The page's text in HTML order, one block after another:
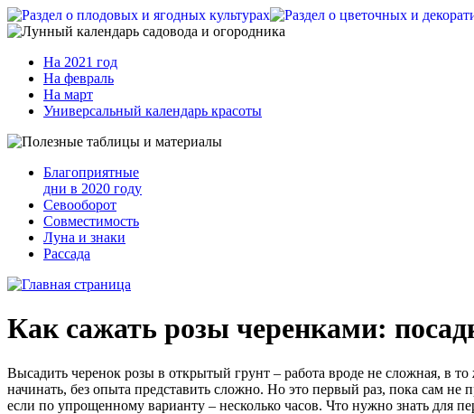
На 2021 год
На февраль
На март
Универсальный календарь красоты
Благоприятные
дни в 2020 году
Севооборот
Совместимость
Луна и знаки
Рассада
Как сажать розы черенками:
Высадить черенок розы в открытый грунт – работа вроде не сложная, в
начинать, без опыта представить сложно. Но это первый раз, пока сам
если по упрощенному варианту – несколько часов. Что нужно знать для